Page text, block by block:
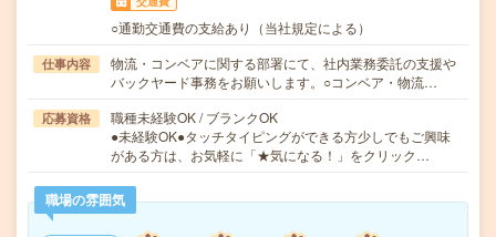
○通勤交通費の支給あり（当社規定による）
仕事内容
物流・コンベアに関する部署にて、社内業務委託の支援や
バックヤード事務をお願いします。○コンベア・物流…
応募資格
職種未経験OK / ブランクOK
●未経験OK●タッチタイピングができる方少しでもご興味
がある方は、お気軽に「★気になる！」をクリック…
職場の雰囲気